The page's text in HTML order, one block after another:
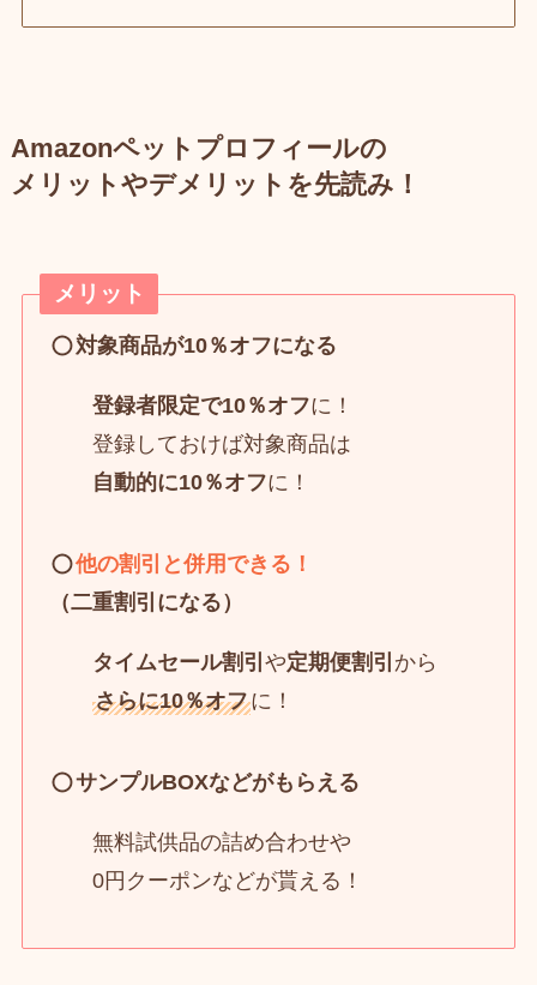
Amazonペットプロフィールの
メリットやデメリットを先読み！
メリット
対象商品が10％オフになる
登録者限定で10％オフに！
登録しておけば対象商品は
自動的に10％オフに！
他の割引と併用できる！
（二重割引になる）
タイムセール割引や定期便割引 から
さらに10％オフに！
サンプルBOXなどがもらえる
無料試供品の詰め合わせや
0円クーポンなどが貰える！